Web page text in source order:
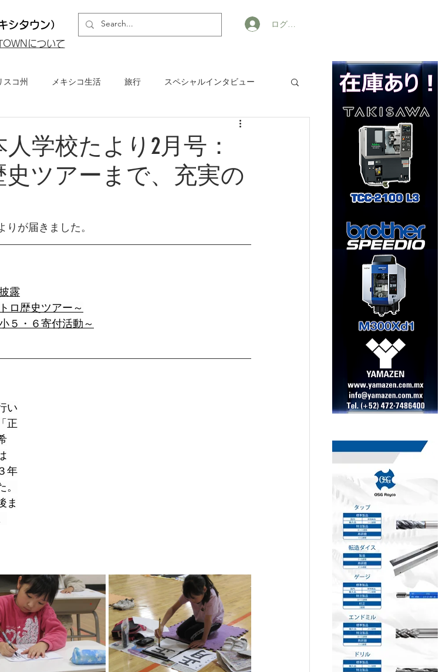
タウン）
について
ログイン
スコ州 メキシコ生活 旅行 スペシャルインタビュー
学校たより2月号：
ツアーまで、充実の
が届きました。
露
ロ歴史ツアー～
５・６寄付活動～
い
正
年
ま